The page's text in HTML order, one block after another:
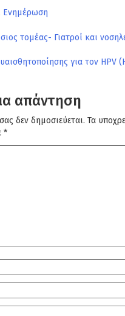
Ενημέρωση
τομέας- Γιατροί και
για τον HPV
απάντηση
δεν δημοσιεύεται. Τα
*